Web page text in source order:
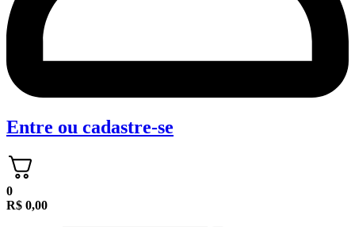
Entre ou cadastre-se
0
R$ 0,00